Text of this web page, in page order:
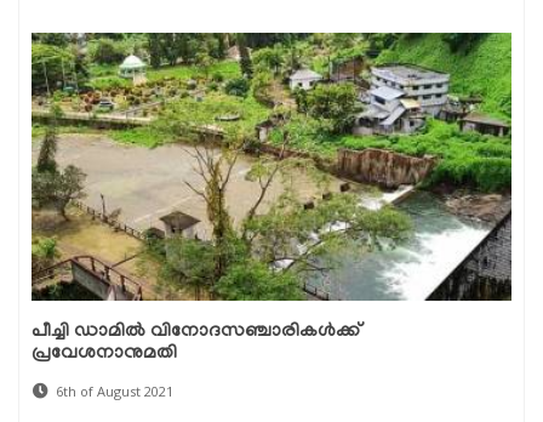
പീച്ചി ഡാമില്‍ വിനോദസഞ്ചാരികള്‍ക്ക്
പ്രവേശനാനുമതി
6th of August 2021